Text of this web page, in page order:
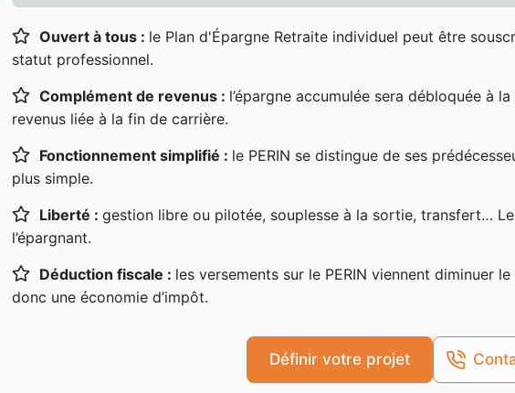
Ouvert à tous : le Plan d'Épargne Retraite individuel peut être
statut professionnel.
Complément de revenus : l’épargne accumulée sera débloquée à
revenus liée à la fin de carrière.
Fonctionnement simplifié : le PERIN se distingue de ses
plus simple.
Liberté :gestion libre ou pilotée, souplesse à la sortie, transfert…
l’épargnant.
Déduction fiscale : les versements sur le PERIN viennent diminuer
donc une économie d’impôt.
Définir votre projet